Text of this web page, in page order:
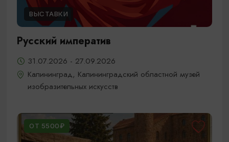
ВЫСТАВКИ
Русский императив
31.07.2026 - 27.09.2026
Калининград, Калининградский областной музей
изобразительных искусств
ОТ 5500₽